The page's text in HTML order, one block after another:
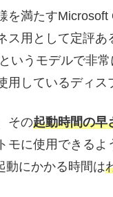
を満たす
ス用として定評
いうモデルで非
用しているディ
その起動時間の早
モに使用できる
動にかかる時間は